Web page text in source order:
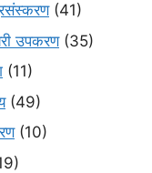
(41)
उपकरण(35)
(11)
(49)
(10)